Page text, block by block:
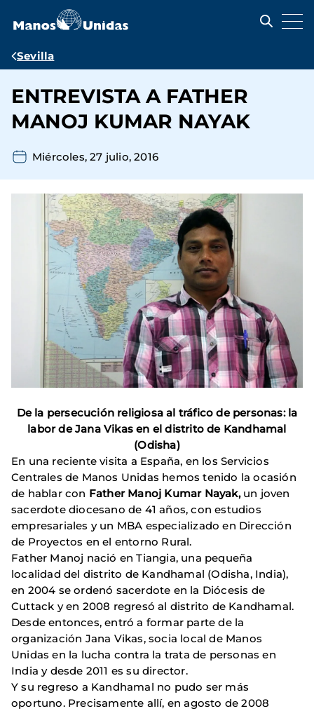
contenido
Ruta
navegación
Sevilla
ENTREVISTA A FATHER
MANOJ KUMAR NAYAK
Miércoles, 27 julio, 2016
De la persecución religiosa al tráfico de personas: la
labor de Jana Vikas en el distrito de Kandhamal
(Odisha)
En una reciente visita a España, en los Servicios
Centrales de Manos Unidas hemos tenido la ocasión
de hablar con Father Manoj Kumar Nayak,un joven
sacerdote diocesano de 41 años, con estudios
empresariales y un MBA especializado en Dirección
de Proyectos en el entorno Rural.
Father Manoj nació en Tiangia, una pequeña
localidad del distrito de Kandhamal (Odisha, India),
en 2004 se ordenó sacerdote en la Diócesis de
Cuttack y en 2008 regresó al distrito de Kandhamal.
Desde entonces, entró a formar parte de la
organización Jana Vikas, socia local de Manos
Unidas en la lucha contra la trata de personas en
India y desde 2011 es su director.
Y su regreso a Kandhamal no pudo ser más
oportuno. Precisamente allí, en agosto de 2008